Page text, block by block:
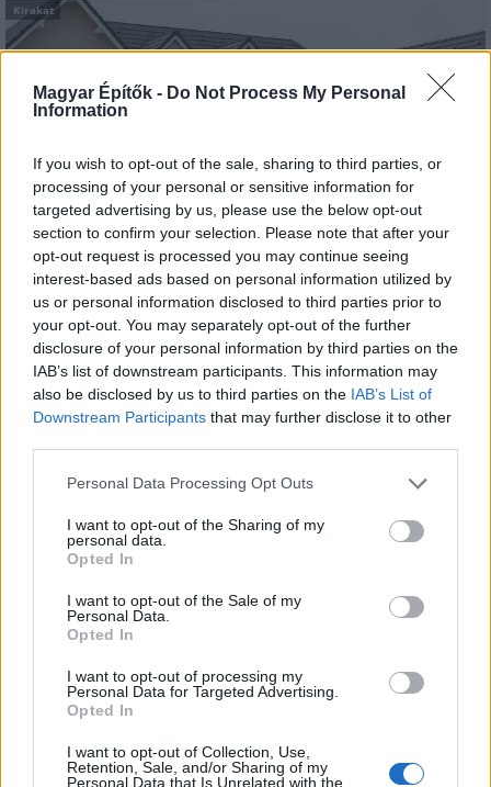
Magyar Építők - Do Not Process My Personal
Information
If you wish to opt-out of the sale, sharing to third parties, or
processing of your personal or sensitive information for
targeted advertising by us, please use the below opt-out
section to confirm your selection. Please note that after your
opt-out request is processed you may continue seeing
interest-based ads based on personal information utilized by
us or personal information disclosed to third parties prior to
your opt-out. You may separately opt-out of the further
disclosure of your personal information by third parties on the
IAB’s list of downstream participants. This information may
also be disclosed by us to third parties on the IAB’s List of
Downstream Participants that may further disclose it to other
Please note that this website/app uses one or more Google
not limited to your visit or usage behaviour. You may click to
grant or deny consent to Google and its third-party tags to
use your data for below specified purposes in below Google
consent section.
Personal Data Processing Opt Outs
I want to opt-out of the Sharing of my
personal data.
Opted In
I want to opt-out of the Sale of my
Personal Data.
Opted In
I want to opt-out of processing my
Personal Data for Targeted Advertising.
Opted In
I want to opt-out of Collection, Use,
Retention, Sale, and/or Sharing of my
Personal Data that Is Unrelated with the
Kirakat
Tető, ami évtizedeken át gondoskodik a családról
tetőcserepet!